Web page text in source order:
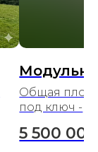
Общая
под ключ -
5 500 000